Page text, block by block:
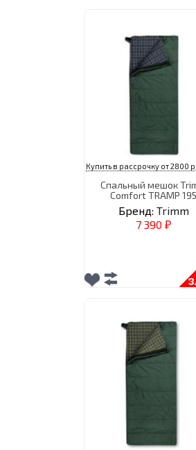
Купить в рассрочку от 2800
Спальный мешок
Comfort TRAMP 195
Бренд: Trimm
7 390 ₽